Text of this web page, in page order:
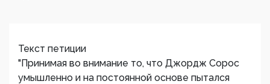
Текст петиции
"Принимая во внимание то, что Джордж Сорос
умышленно и на постоянной основе пытался